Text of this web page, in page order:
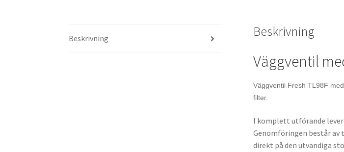
Beskrivning Beskrivning
Väggventil
Väggventil Fresh TL98F
filter.
I komplett utförande
Genomföringen består av
direkt på den utvändiga